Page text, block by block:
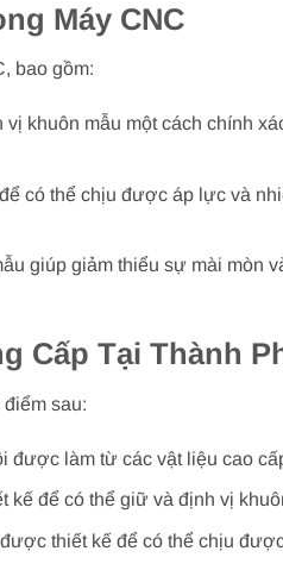
Máy CNC
bao gồm:
khuôn mẫu một cách chính
có thể chịu được áp lực và
giúp giảm thiểu sự mài mòn
Cấp Tại Thành
sau:
làm từ các vật liệu cao
để có thể giữ và định vị
thiết kế để có thể chịu